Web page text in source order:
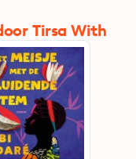
Tirsa With